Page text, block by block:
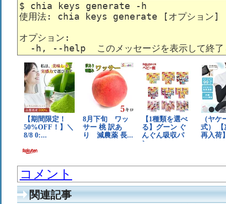
$ chia keys generate -h
使用法: chia keys generate [オプション]
オプション:
コメント
関連記事